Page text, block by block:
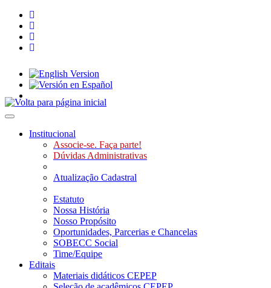
Toggle navigation
Institucional
Associe-se. Faça parte!
Dúvidas Administrativas
Atualização Cadastral
Estatuto
Nossa História
Nosso Propósito
Oportunidades, Parcerias e Chancelas
SOBECC Social
Time/Equipe
Editais
Materiais didáticos CEPEP